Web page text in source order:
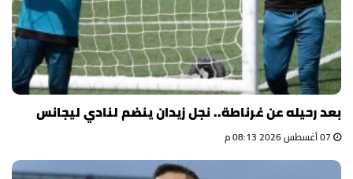
بعد رحيله عن غرناطة.. نجل زيدان ينضم لنادي ليجانس